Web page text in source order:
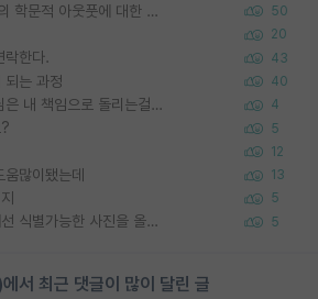
포스텍 억까에 대해 (동문의 학문적 아웃풋에 대한 반박) 50
20
락한다. 43
되는 과정 40
왜 후배가 못하는걸 교수님은 내 책임으로 돌리는걸까요? 4
5
12
많이됐는데 13
5
정보보안 연구하는 입장에선 식별가능한 사진을 올리는건 비추이긴함 5
서 최근 댓글이 많이 달린 글